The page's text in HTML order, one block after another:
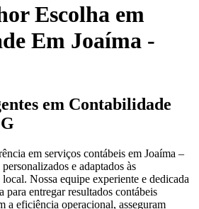
Escolha em
Em Joaíma -
em Contabilidade
em serviços contábeis em Joaíma –
e adaptados às
Nossa equipe experiente e dedicada
entregar resultados contábeis
a eficiência operacional, asseguram